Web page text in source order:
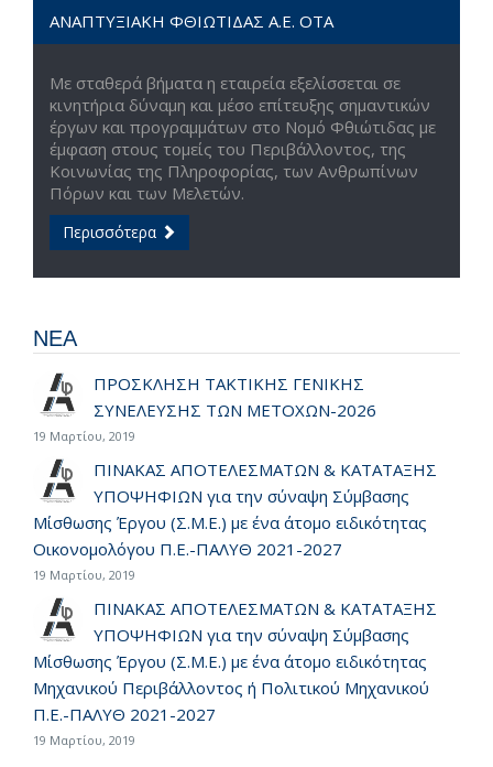
ΑΝΑΠΤΥΞΙΑΚΗ ΦΘΙΩΤΙΔΑΣ Α.Ε. ΟΤΑ
Με σταθερά βήματα η εταιρεία εξελίσσεται σε
κινητήρια δύναμη και μέσο επίτευξης σημαντικών
έργων και προγραμμάτων στο Νομό Φθιώτιδας με
έμφαση στους τομείς του Περιβάλλοντος, της
Κοινωνίας της Πληροφορίας, των Ανθρωπίνων
Πόρων και των Μελετών.
Περισσότερα
ΝΕΑ
ΠΡΟΣΚΛΗΣΗ ΤΑΚΤΙΚΗΣ ΓΕΝΙΚΗΣ
ΣΥΝΕΛΕΥΣΗΣ ΤΩΝ ΜΕΤΟΧΩΝ-2026
19 Μαρτίου, 2019
ΠΙΝΑΚΑΣ ΑΠΟΤΕΛΕΣΜΑΤΩΝ & ΚΑΤΑΤΑΞΗΣ
ΥΠΟΨΗΦΙΩΝ για την σύναψη Σύμβασης
Μίσθωσης Έργου (Σ.Μ.Ε.) με ένα άτομο ειδικότητας
Οικονομολόγου Π.Ε.-ΠΑΛΥΘ 2021-2027
19 Μαρτίου, 2019
ΠΙΝΑΚΑΣ ΑΠΟΤΕΛΕΣΜΑΤΩΝ & ΚΑΤΑΤΑΞΗΣ
ΥΠΟΨΗΦΙΩΝ για την σύναψη Σύμβασης
Μίσθωσης Έργου (Σ.Μ.Ε.) με ένα άτομο ειδικότητας
Μηχανικού Περιβάλλοντος ή Πολιτικού Μηχανικού
Π.Ε.-ΠΑΛΥΘ 2021-2027
19 Μαρτίου, 2019